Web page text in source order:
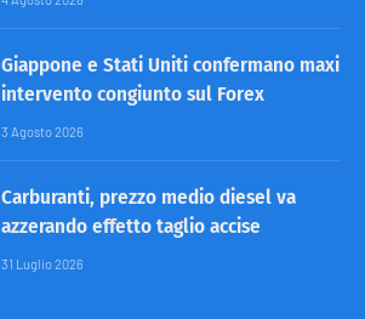
Giappone e Stati Uniti confermano maxi
intervento congiunto sul Forex
3 Agosto 2026
Carburanti, prezzo medio diesel va
azzerando effetto taglio accise
31 Luglio 2026